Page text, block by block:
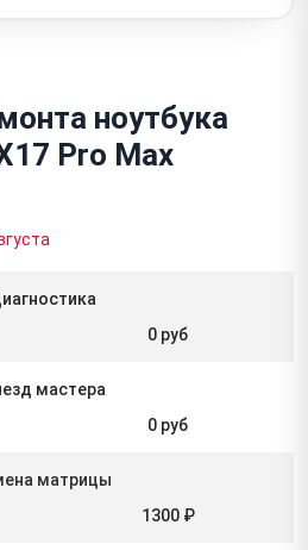
ноутбука
Pro Max
0 руб
мастера
0 руб
матрицы
1300 ₽